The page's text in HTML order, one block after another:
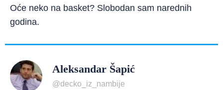
Oće neko na basket? Slobodan sam narednih
godina.
Aleksandar Šapić
@decko_iz_nambije